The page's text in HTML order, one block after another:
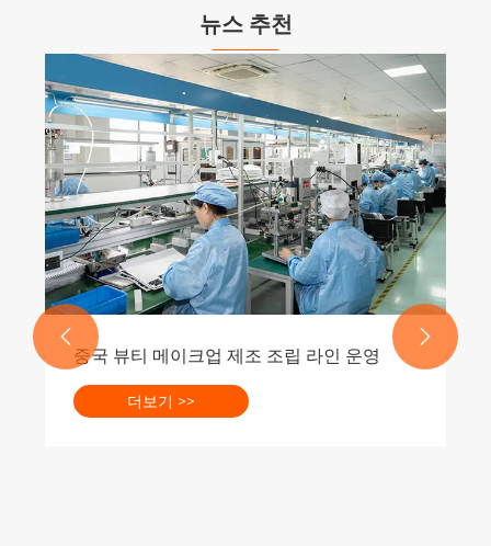
뉴스 추천
중국 뷰티 메이크업 제조 조립 라인 운영
더보기 >>
 